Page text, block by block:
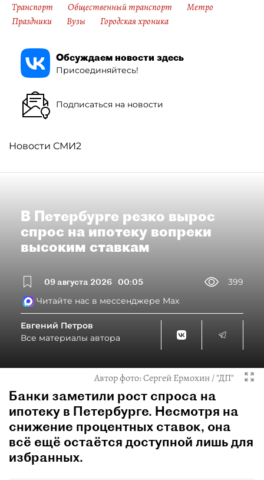
Транспорт
Общественный транспорт
Метро
Праздники
Вузы Городская хроника
Обсуждаем новости здесь
Присоединяйтесь!
Подписаться на новости
Новости СМИ2
В Петербурге резко вырос
спрос на ипотеку вопреки
высоким ставкам
09 августа 2026 00:05
399
Читайте нас в мессенджере Max
Евгений Петров
Все материалы автора
Автор фото:Сергей Ермохин / "ДП"
Банки заметили рост спроса на
ипотеку в Петербурге. Несмотря на
снижение процентных ставок, она
всё ещё остаётся доступной лишь для
избранных.